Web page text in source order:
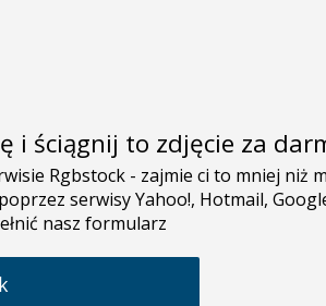
i ściągnij to zdjęcie za